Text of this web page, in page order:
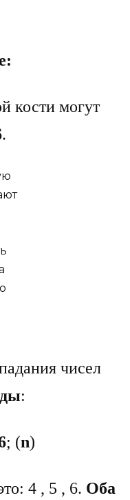
кости могут
.
чисел
:
; (n)
4 , 5 , 6. Оба